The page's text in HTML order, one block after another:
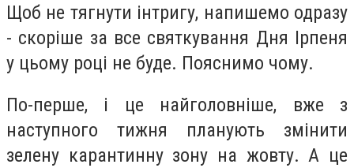
Щоб не тягнути інтригу, напишемо одразу
- скоріше за все святкування Дня Ірпеня
у цьому році не буде. Пояснимо чому.
По-перше, і це найголовніше, вже з
наступного тижня планують змінити
зелену карантинну зону на жовту. А це